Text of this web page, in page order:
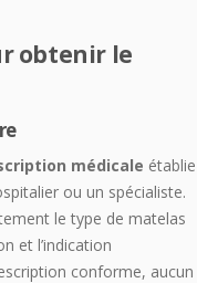
obtenir le
médicale établie
ou un spécialiste.
le type de matelas
et l’indication
conforme, aucun